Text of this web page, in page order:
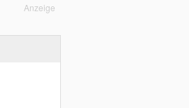
Anzeige